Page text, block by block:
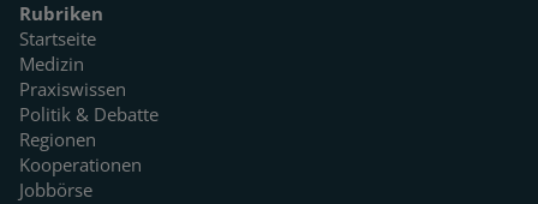
Rubriken
Startseite
Medizin
Praxiswissen
Politik & Debatte
Regionen
Kooperationen
Jobbörse